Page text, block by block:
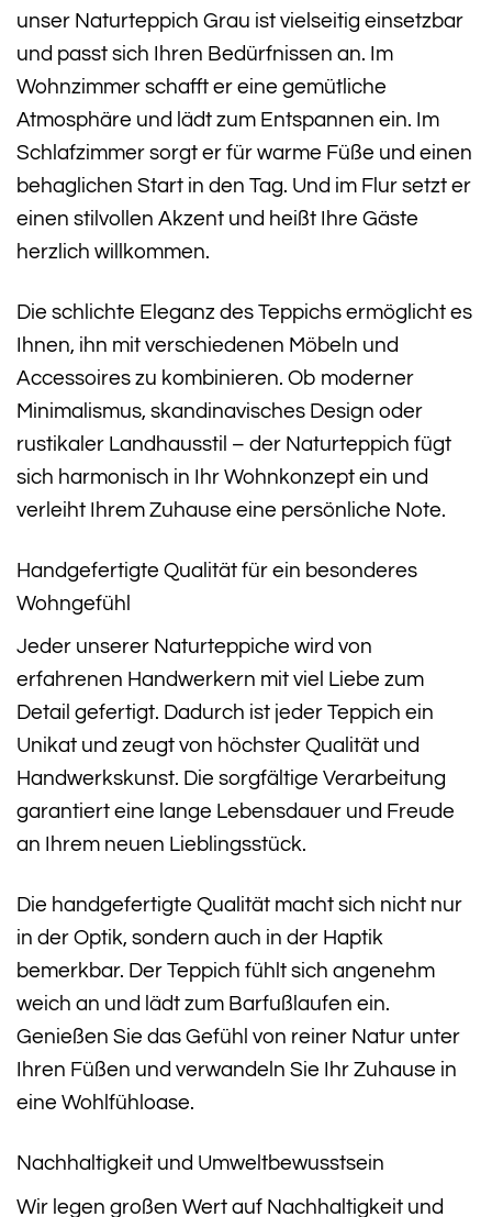
unser Naturteppich Grau ist vielseitig einsetzbar
und passt sich Ihren Bedürfnissen an. Im
Wohnzimmer schafft er eine gemütliche
Atmosphäre und lädt zum Entspannen ein. Im
Schlafzimmer sorgt er für warme Füße und einen
behaglichen Start in den Tag. Und im Flur setzt er
einen stilvollen Akzent und heißt Ihre Gäste
herzlich willkommen.
Die schlichte Eleganz des Teppichs ermöglicht es
Ihnen, ihn mit verschiedenen Möbeln und
Accessoires zu kombinieren. Ob moderner
Minimalismus, skandinavisches Design oder
rustikaler Landhausstil – der Naturteppich fügt
sich harmonisch in Ihr Wohnkonzept ein und
verleiht Ihrem Zuhause eine persönliche Note.
Handgefertigte Qualität für ein besonderes
Wohngefühl
Jeder unserer Naturteppiche wird von
erfahrenen Handwerkern mit viel Liebe zum
Detail gefertigt. Dadurch ist jeder Teppich ein
Unikat und zeugt von höchster Qualität und
Handwerkskunst. Die sorgfältige Verarbeitung
garantiert eine lange Lebensdauer und Freude
an Ihrem neuen Lieblingsstück.
Die handgefertigte Qualität macht sich nicht nur
in der Optik, sondern auch in der Haptik
bemerkbar. Der Teppich fühlt sich angenehm
weich an und lädt zum Barfußlaufen ein.
Genießen Sie das Gefühl von reiner Natur unter
Ihren Füßen und verwandeln Sie Ihr Zuhause in
eine Wohlfühloase.
Nachhaltigkeit und Umweltbewusstsein
Wir legen großen Wert auf Nachhaltigkeit und